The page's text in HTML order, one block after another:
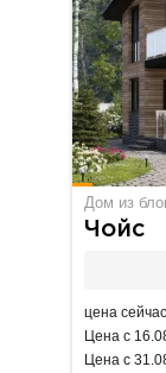
Дом из
Чойс
цена сейчас
Цена с
Цена с